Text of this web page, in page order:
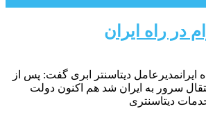
در راه ایران
ایرانمدیرعامل دیتاسنتر ابری گفت: پس از
سرور به ایران شد هم اکنون دولت
خدمات دیتاسنتری